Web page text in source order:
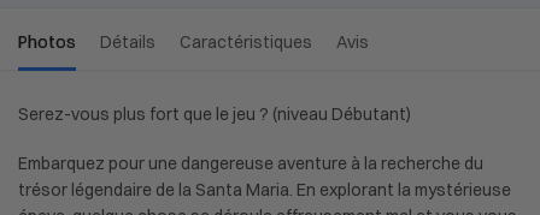
Photos Détails Caractéristiques Avis
Serez-vous plus fort que le jeu ? (niveau Débutant)
Embarquez pour une dangereuse aventure à la recherche du
trésor légendaire de la Santa Maria. En explorant la mystérieuse